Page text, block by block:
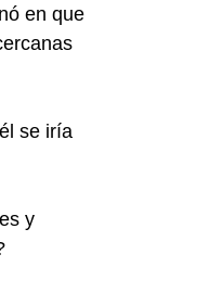
en que
se iría
y